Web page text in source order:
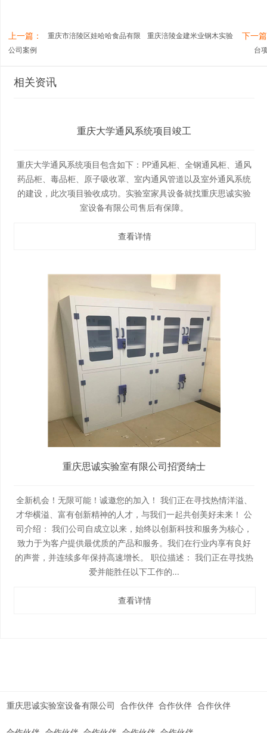
上一篇：
重庆市涪陵区娃哈哈食品有限
公司案例
下一
重庆涪陵金建米业钢木实验
台
相关资讯
重庆大学通风系统项目竣工
重庆大学通风系统项目包含如下：PP通风柜、全钢通风柜、通风
药品柜、毒品柜、原子吸收罩、室内通风管道以及室外通风系统
的建设，此次项目验收成功。实验室家具设备就找重庆思诚实验
室设备有限公司售后有保障。
查看详情
重庆思诚实验室有限公司招贤纳士
全新机会！无限可能！诚邀您的加入！ 我们正在寻找热情洋溢、
才华横溢、富有创新精神的人才，与我们一起共创美好未来！ 公
司介绍： 我们公司自成立以来，始终以创新科技和服务为核心，
致力于为客户提供最优质的产品和服务。我们在行业内享有良好
的声誉，并连续多年保持高速增长。 职位描述： 我们正在寻找热
爱并能胜任以下工作的...
查看详情
重庆思诚实验室设备有限公司 合作伙伴 合作伙伴 合作伙伴